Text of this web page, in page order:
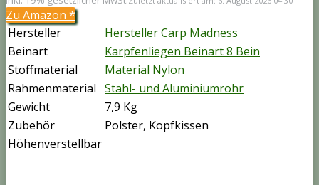
Zu Amazon *
Hersteller
Hersteller Carp Madness
Beinart
Karpfenliegen Beinart 8 Bein
Stoffmaterial
Material Nylon
Rahmenmaterial Stahl- und Aluminiumrohr
Gewicht
7,9 Kg
Zubehör
Polster, Kopfkissen
Höhenverstellbar